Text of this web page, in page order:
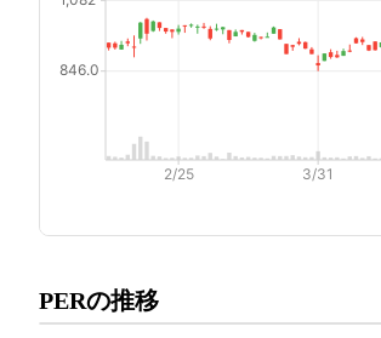
PERの推移
PERの推